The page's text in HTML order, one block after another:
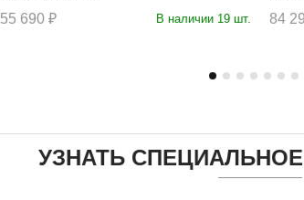
55 690 ₽
В наличии 19 шт.
84
УЗНАТЬ